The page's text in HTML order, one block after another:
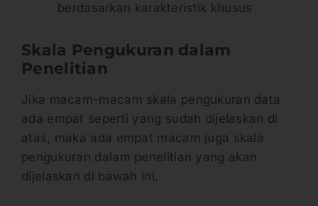
berdasarkan karakteristik khusus
Skala Pengukuran dalam
Penelitian
Jika macam-macam skala pengukuran data
ada empat seperti yang sudah dijelaskan di
atas, maka ada empat macam juga skala
pengukuran dalam penelitian yang akan
dijelaskan di bawah ini.